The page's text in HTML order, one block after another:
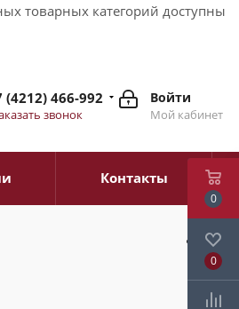
товарных категорий доступны
Войти
Мой кабинет
(4212) 466-992
звонок
Контакты
0
0